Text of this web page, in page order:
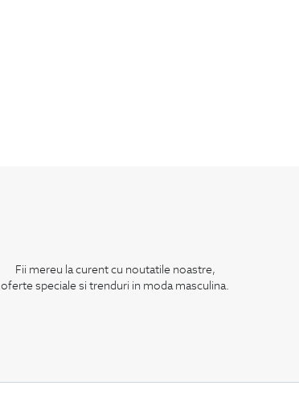
Fii mereu la curent cu noutatile noastre,
oferte speciale si trenduri in moda masculina.